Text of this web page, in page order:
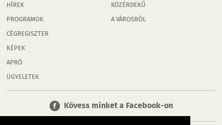
HÍREK
PROGRAMOK
CÉGREGISZTER
KÉPEK
APRÓ
ÜGYELETEK
KÖZÉRDEKŰ
A VÁROSRÓL
Kövess minket a Facebook-on